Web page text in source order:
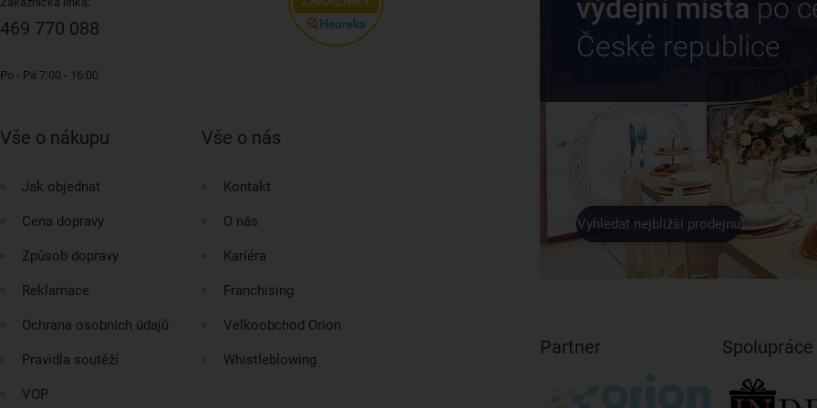
výdejní místa po
České republice
Vyhledat nejbližší prodejnu
Partner Spolupráce
469 770 088
Po - Pá 7:00 - 16:00
Vše o nákupu
Jak objednat
Cena dopravy
Způsob dopravy
Reklamace
Ochrana osobních údajů
Pravidla soutěží
VOP
Vše o nás
Kontakt
O nás
Kariéra
Franchising
Velkoobchod Orion
Whistleblowing